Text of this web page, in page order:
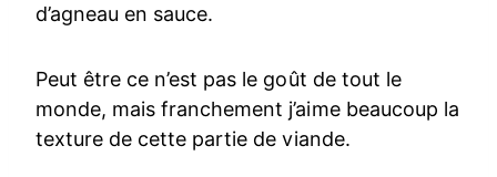
d’agneau en sauce.
Peut être ce n’est pas le goût de tout le
monde, mais franchement j’aime beaucoup la
texture de cette partie de viande.